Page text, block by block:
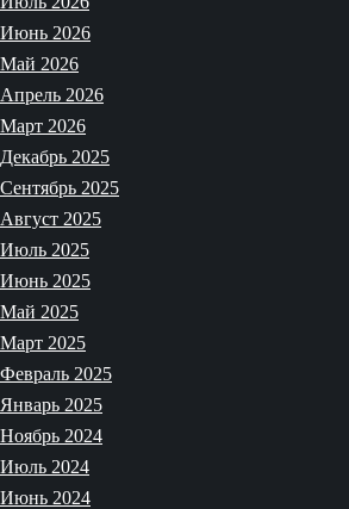
Июнь 2026
Май 2026
Апрель 2026
Март 2026
Декабрь 2025
Сентябрь 2025
Август 2025
Июль 2025
Июнь 2025
Май 2025
Март 2025
Февраль 2025
Январь 2025
Ноябрь 2024
Июль 2024
Июнь 2024